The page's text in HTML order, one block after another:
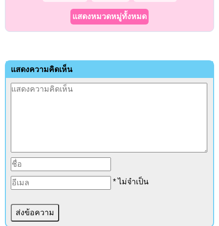
แสดงหมวดหมู่ทั้งหมด
แสดงความคิดเห็น
* ไม่จำเป็น